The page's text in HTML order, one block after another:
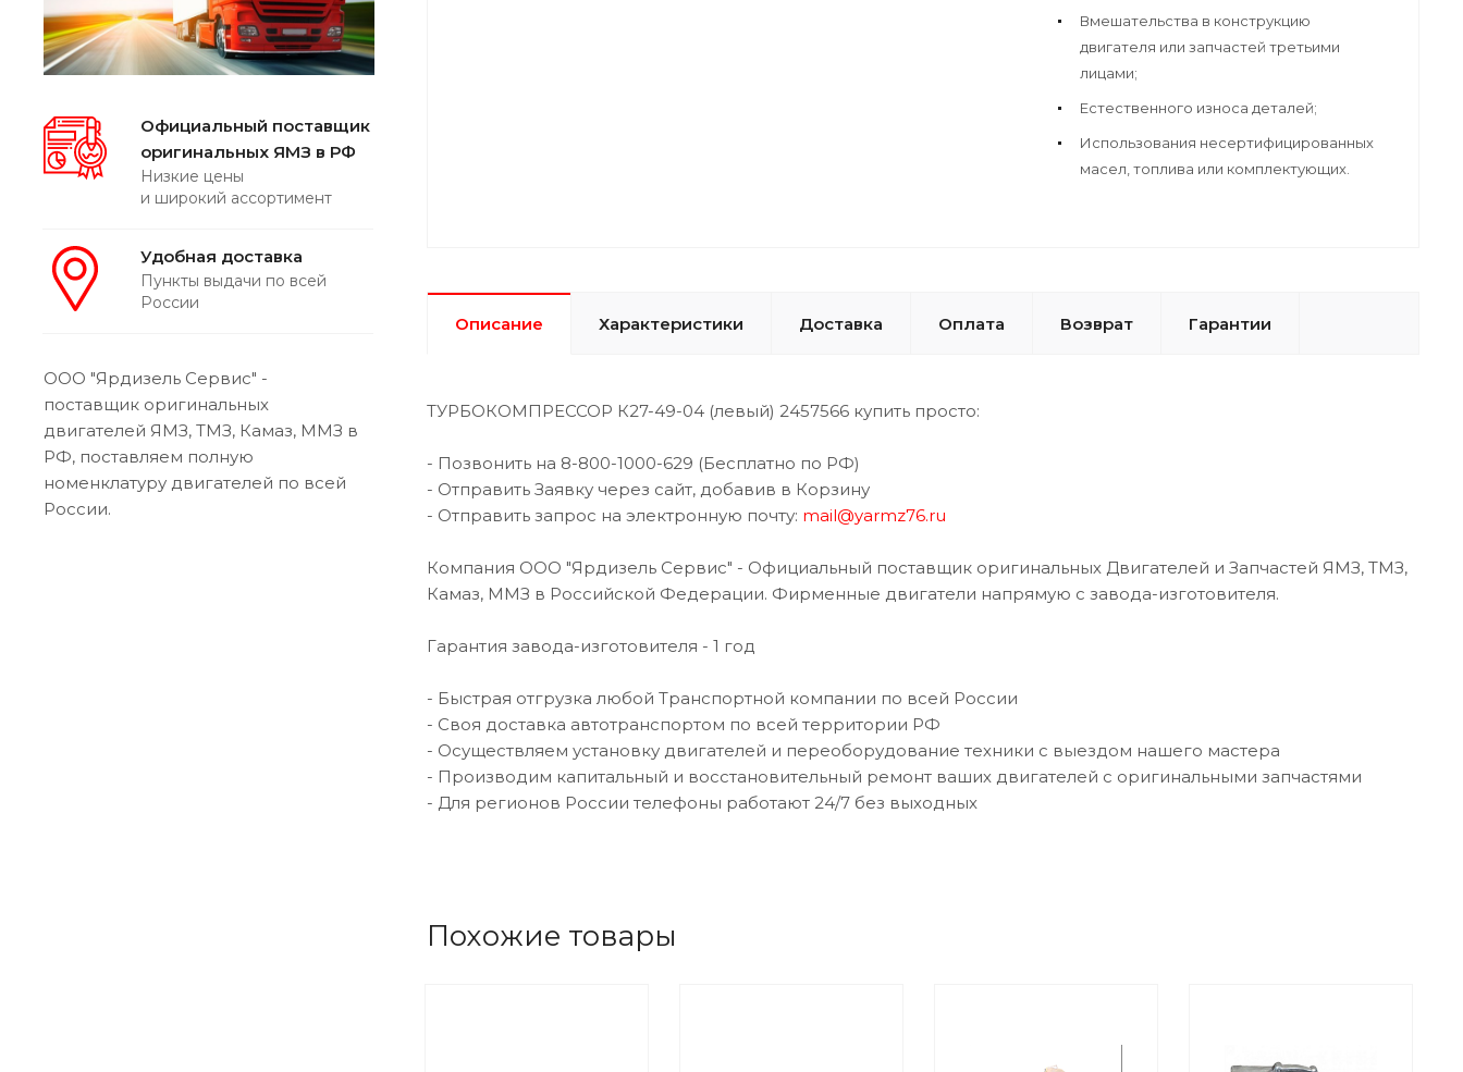
Вмешательства в конструкцию
двигателя или запчастей третьими
лицами;
Естественного износа деталей;
Использования несертифицированных
масел, топлива или комплектующих.
Описание Характеристики Доставка Оплата Возврат Гарантии
ТУРБОКОМПРЕССОР К27-49-04 (левый) 2457566 купить просто:
- Позвонить на 8-800-1000-629 (Бесплатно по РФ)
- Отправить Заявку через сайт, добавив в Корзину
- Отправить запрос на электронную почту: mail@yarmz76.ru
Компания ООО "Ярдизель Сервис" - Официальный поставщик оригинальных Двигателей и Запчастей ЯМЗ, ТМЗ,
Камаз, ММЗ в Российской Федерации. Фирменные двигатели напрямую с завода-изготовителя.
Гарантия завода-изготовителя - 1 год
- Быстрая отгрузка любой Транспортной компании по всей России
- Своя доставка автотранспортом по всей территории РФ
- Осуществляем установку двигателей и переоборудование техники с выездом нашего мастера
- Производим капитальный и восстановительный ремонт ваших двигателей с оригинальными запчастями
- Для регионов России телефоны работают 24/7 без выходных
Похожие товары
Официальный поставщик
оригинальных ЯМЗ в РФ
Низкие цены
и широкий ассортимент
Удобная доставка
Пункты выдачи по всей
России
ООО "Ярдизель Сервис" -
поставщик оригинальных
двигателей ЯМЗ, ТМЗ, Камаз, ММЗ в
РФ, поставляем полную
номенклатуру двигателей по всей
России.